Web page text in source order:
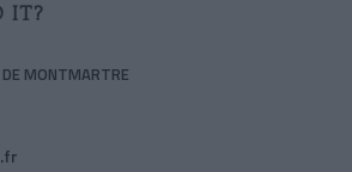
IT?
DE MONTMARTRE